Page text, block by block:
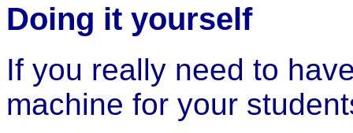
Doing it yourself
If you really need to
machine for your